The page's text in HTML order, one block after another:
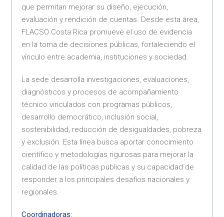
que permitan mejorar su diseño, ejecución,
evaluación y rendición de cuentas. Desde esta área,
FLACSO Costa Rica promueve el uso de evidencia
en la toma de decisiones públicas, fortaleciendo el
vínculo entre academia, instituciones y sociedad.
La sede desarrolla investigaciones, evaluaciones,
diagnósticos y procesos de acompañamiento
técnico vinculados con programas públicos,
desarrollo democrático, inclusión social,
sostenibilidad, reducción de desigualdades, pobreza
y exclusión. Esta línea busca aportar conocimiento
científico y metodologías rigurosas para mejorar la
calidad de las políticas públicas y su capacidad de
responder a los principales desafíos nacionales y
regionales.
Coordinadoras: